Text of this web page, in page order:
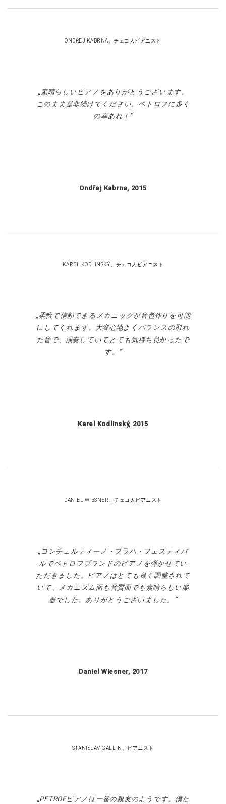
ONDŘEJ KABRNA、チェコ人ピアニスト
素晴らしいピアノをありがとうございます。
このまま是非続けてください。ペトロフに多く
の幸あれ！
Ondřej Kabrna, 2015
KAREL KODLINSKÝ、チェコ人ピアニスト
柔軟で信頼できるメカニックが音色作りを可能
にしてくれます。大変心地よくバランスの取れ
た音で、演奏していてとても気持ち良かったで
す。
Karel Kodlinský, 2015
DANIEL WIESNER、チェコ人ピアニスト
コンチェルティーノ・プラハ・フェスティバ
ルでペトロフブランドのピアノを弾かせてい
ただきました。ピアノはとても良く調整されて
いて、メカニズム面も音質面でも素晴らしい楽
器でした。ありがとうございました。
Daniel Wiesner, 2017
STANISLAV GALLIN、ピアニスト
PETROFピアノは一番の親友のようです。僕た